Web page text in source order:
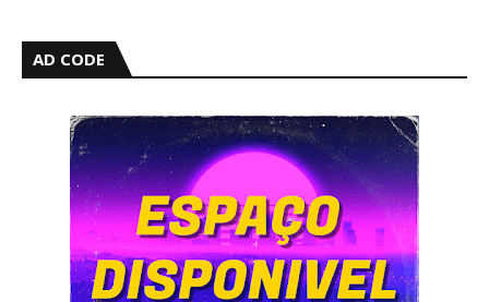
AD CODE